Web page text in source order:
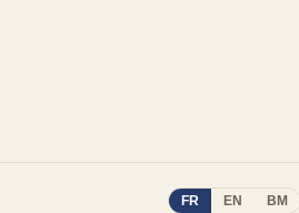
FR EN BM